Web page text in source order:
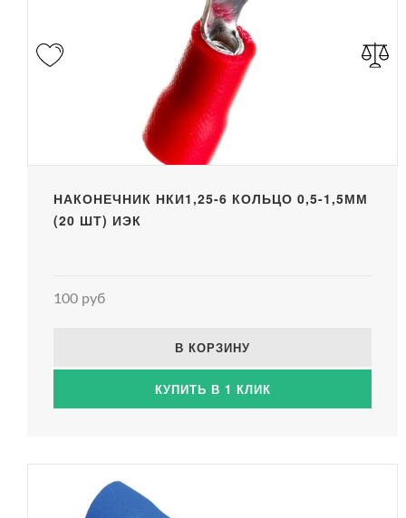
НАКОНЕЧНИК НКИ1,25-6 КОЛЬЦО 0,5-1,5ММ
(20 ШТ) ИЭК
100 руб
В КОРЗИНУ
КУПИТЬ В 1 КЛИК